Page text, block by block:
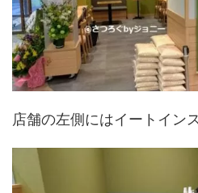
店舗の左側にはイートイン